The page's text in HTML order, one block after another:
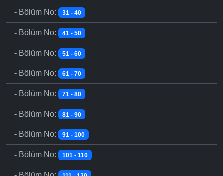
- Bölüm No: 31 - 40
- Bölüm No: 41 - 50
- Bölüm No: 51 - 60
- Bölüm No: 61 - 70
- Bölüm No: 71 - 80
- Bölüm No: 81 - 90
- Bölüm No: 91 - 100
- Bölüm No: 101 - 110